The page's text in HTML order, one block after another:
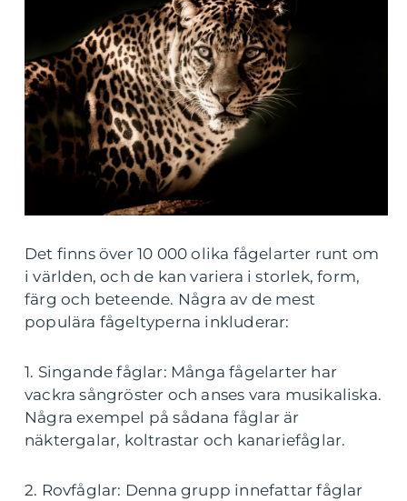
Det finns över 10 000 olika fågelarter runt om
i världen, och de kan variera i storlek, form,
färg och beteende. Några av de mest
populära fågeltyperna inkluderar:
1. Singande fåglar: Många fågelarter har
vackra sångröster och anses vara musikaliska.
Några exempel på sådana fåglar är
näktergalar, koltrastar och kanariefåglar.
2. Rovfåglar: Denna grupp innefattar fåglar